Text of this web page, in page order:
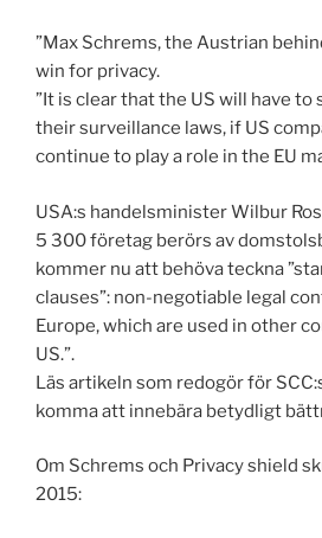
”Max Schrems, the Austrian
win for privacy.
”It is clear that the US will have to
their surveillance laws, if US
continue to play a role in the EU
USA:s handelsminister Wilbur
5 300 företag berörs av
kommer nu att behöva teckna
clauses”: non-negotiable legal
Europe, which are used in other
US.”.
Läs artikeln som redogör för
komma att innebära betydligt
Om Schrems och Privacy shield
2015: